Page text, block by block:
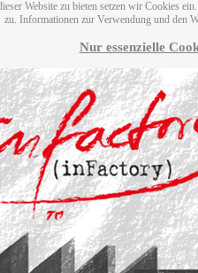
Website zu bieten setzen wir Cookies
zu. Informationen zur Verwendung und den
Nur essenzielle